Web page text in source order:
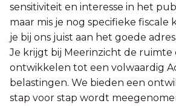
sensitiviteit en interesse in het
maar mis je nog specifieke fiscale
je bij ons juist aan het goede adres.
Je krijgt bij Meerinzicht de ruimte
ontwikkelen tot een volwaardig
belastingen. We bieden een
stap voor stap wordt